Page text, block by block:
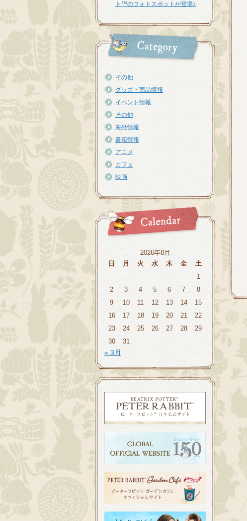
ト™のフォトスポットが登場♪
その他
グッズ・商品情報
イベント情報
その他
海外情報
書籍情報
アニメ
カフェ
映画
2026年8月
日
月 火 水 木 金
土
1
2
3 4 5 6 7
8
9
10 11 12 13 14
15
16
17 18 19 20 21
22
23
24 25 26 27 28
29
30
31
« 3月